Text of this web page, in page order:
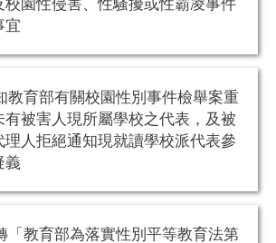
校園性侵害、性騷擾或性霸凌事件
宜
教育部有關校園性別事件檢舉案重
有被害人現所屬學校之代表，及被
理人拒絕通知現就讀學校派代表參
義
「教育部為落實性別平等教育法第